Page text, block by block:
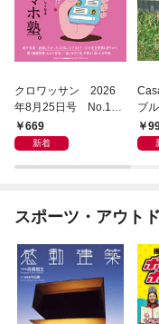
クロワッサン 2026
年8月25日号 No.117
1 [大人のAI＆スマホ
塾。]
669
新着
ブ
月
動
スポーツ・アウト